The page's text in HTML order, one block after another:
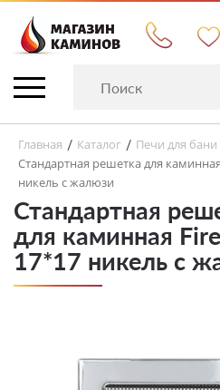
Главная / Каталог / Печи для бани
Стандартная решетка для
никель с жалюзи
Стандартная
для каминная
17*17 никель с